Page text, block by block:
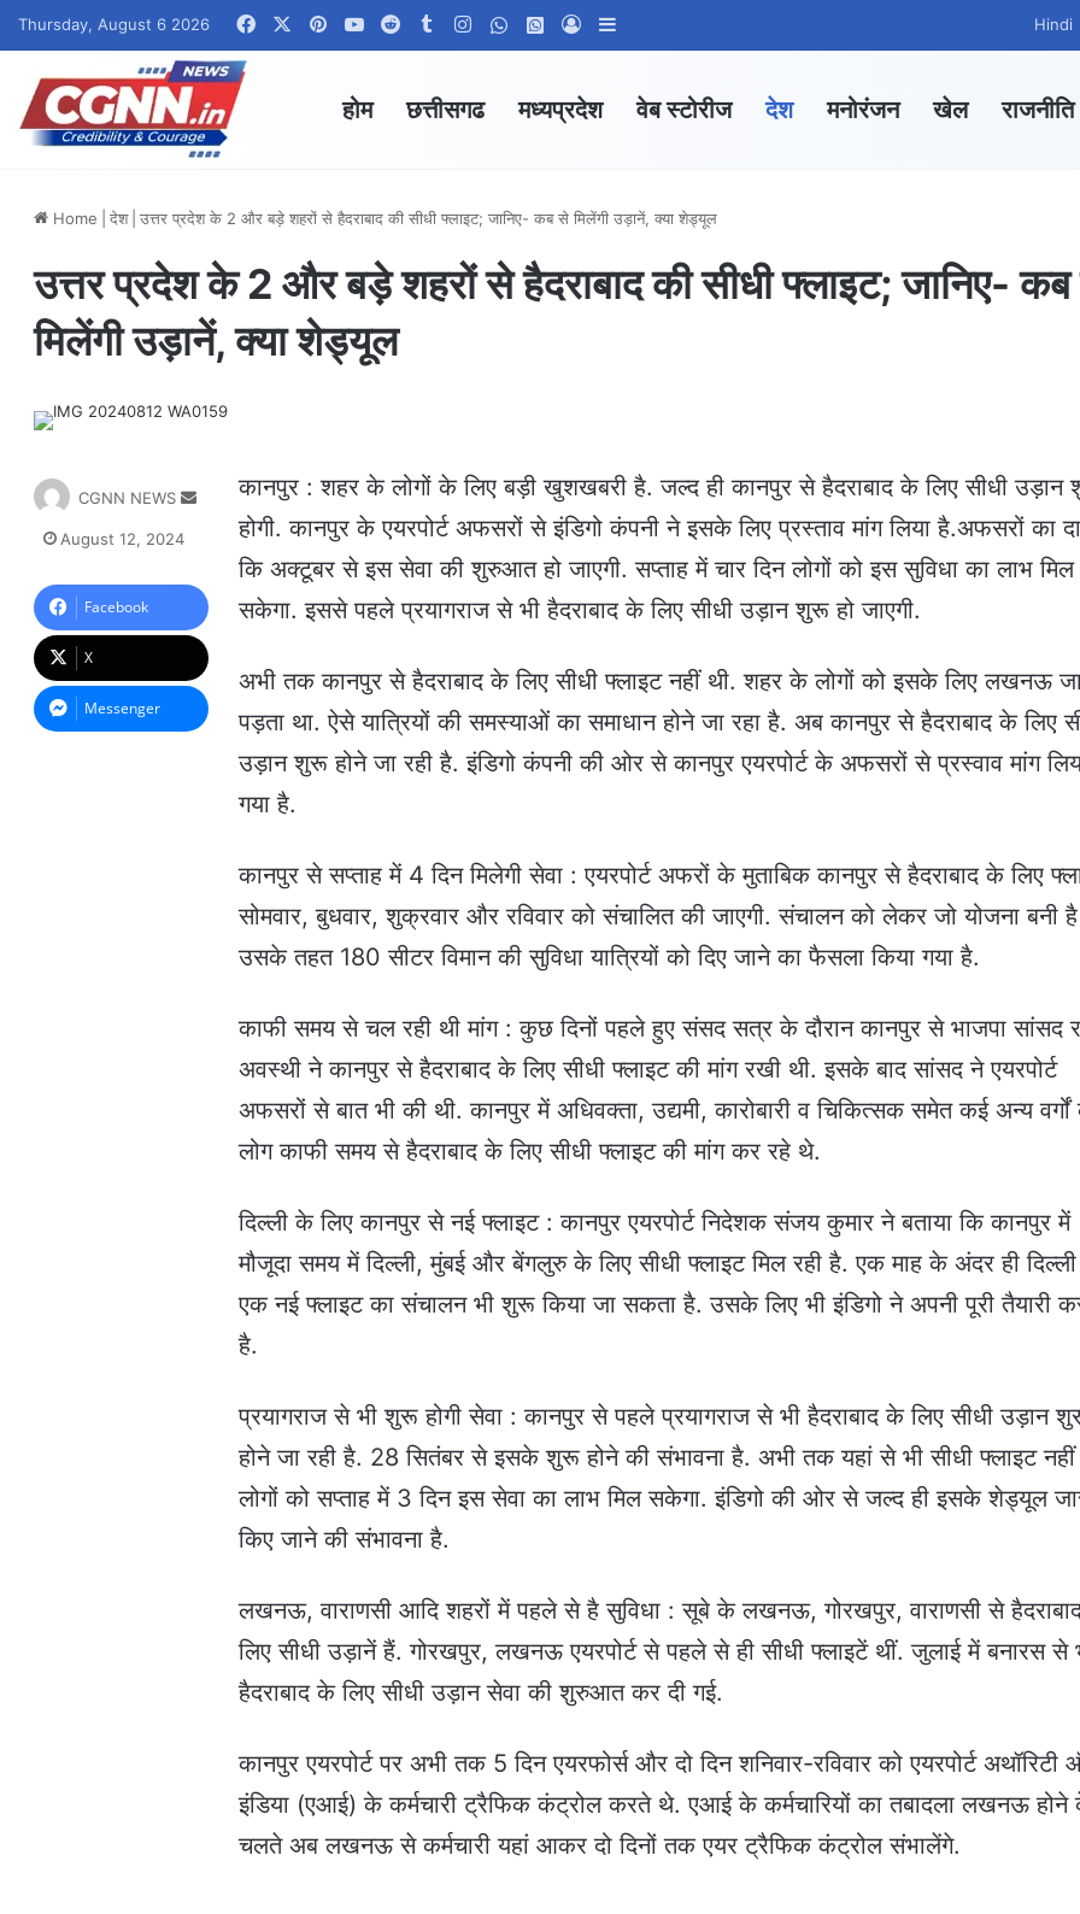
Thursday, August 6 2026 FacebookPinterestYouTubeRedditTumblrInstagramWhatsApp Channel
WhatsApp Group
Log In Hindi
होम छत्तीसगढ मध्यप्रदेश वेब स्टोरीज देश मनोरंजन खेल राजनीति
Home देश उत्तर प्रदेश के 2 और बड़े शहरों से हैदराबाद की सीधी फ्लाइट; जानिए- कब से मिलेंगी उड़ानें, क्या शेड्यूल
उत्तर प्रदेश के 2 और बड़े शहरों से हैदराबाद की सीधी फ्लाइट; जानिए-
मिलेंगी उड़ानें, क्या शेड्यूल
कानपुर : शहर के लोगों के लिए बड़ी खुशखबरी है. जल्द ही कानपुर से हैदराबाद के लिए सीधी उड़ान
होगी. कानपुर के एयरपोर्ट अफसरों से इंडिगो कंपनी ने इसके लिए प्रस्ताव मांग लिया है.अफसरों का
कि अक्टूबर से इस सेवा की शुरुआत हो जाएगी. सप्ताह में चार दिन लोगों को इस सुविधा का लाभ मिल
सकेगा. इससे पहले प्रयागराज से भी हैदराबाद के लिए सीधी उड़ान शुरू हो जाएगी.
अभी तक कानपुर से हैदराबाद के लिए सीधी फ्लाइट नहीं थी. शहर के लोगों को इसके लिए लखनऊ
पड़ता था. ऐसे यात्रियों की समस्याओं का समाधान होने जा रहा है. अब कानपुर से हैदराबाद के लिए
उड़ान शुरू होने जा रही है. इंडिगो कंपनी की ओर से कानपुर एयरपोर्ट के अफसरों से प्रस्वाव मांग
गया है.
कानपुर से सप्ताह में 4 दिन मिलेगी सेवा : एयरपोर्ट अफरों के मुताबिक कानपुर से हैदराबाद के लिए
सोमवार, बुधवार, शुक्रवार और रविवार को संचालित की जाएगी. संचालन को लेकर जो योजना बनी है
उसके तहत 180 सीटर विमान की सुविधा यात्रियों को दिए जाने का फैसला किया गया है.
काफी समय से चल रही थी मांग : कुछ दिनों पहले हुए संसद सत्र के दौरान कानपुर से भाजपा सांसद
अवस्थी ने कानपुर से हैदराबाद के लिए सीधी फ्लाइट की मांग रखी थी. इसके बाद सांसद ने एयरपोर्ट
अफसरों से बात भी की थी. कानपुर में अधिवक्ता, उद्यमी, कारोबारी व चिकित्सक समेत कई अन्य
लोग काफी समय से हैदराबाद के लिए सीधी फ्लाइट की मांग कर रहे थे.
दिल्ली के लिए कानपुर से नई फ्लाइट : कानपुर एयरपोर्ट निदेशक संजय कुमार ने बताया कि कानपुर में
मौजूदा समय में दिल्ली, मुंबई और बेंगलुरु के लिए सीधी फ्लाइट मिल रही है. एक माह के अंदर ही
एक नई फ्लाइट का संचालन भी शुरू किया जा सकता है. उसके लिए भी इंडिगो ने अपनी पूरी तैयारी
है.
प्रयागराज से भी शुरू होगी सेवा : कानपुर से पहले प्रयागराज से भी हैदराबाद के लिए सीधी उड़ान
होने जा रही है. 28 सितंबर से इसके शुरू होने की संभावना है. अभी तक यहां से भी सीधी फ्लाइट नहीं
लोगों को सप्ताह में 3 दिन इस सेवा का लाभ मिल सकेगा. इंडिगो की ओर से जल्द ही इसके शेड्यूल
किए जाने की संभावना है.
लखनऊ, वाराणसी आदि शहरों में पहले से है सुविधा : सूबे के लखनऊ, गोरखपुर, वाराणसी से
लिए सीधी उड़ानें हैं. गोरखपुर, लखनऊ एयरपोर्ट से पहले से ही सीधी फ्लाइटें थीं. जुलाई में बनारस से
हैदराबाद के लिए सीधी उड़ान सेवा की शुरुआत कर दी गई.
कानपुर एयरपोर्ट पर अभी तक 5 दिन एयरफोर्स और दो दिन शनिवार-रविवार को एयरपोर्ट
इंडिया (एआई) के कर्मचारी ट्रैफिक कंट्रोल करते थे. एआई के कर्मचारियों का तबादला लखनऊ
चलते अब लखनऊ से कर्मचारी यहां आकर दो दिनों तक एयर ट्रैफिक कंट्रोल संभालेंगे.
CGNN NEWS
a
n
e
m
a
i
August 12, 2024
Facebook
X
Messenger